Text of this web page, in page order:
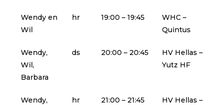
Wendy en
Wil
hr 19:00 – 19:45
WHC –
Quintus
Wendy,
Wil,
Barbara
ds 20:00 – 20:45
HV Hellas –
Yutz HF
Wendy,
hr 21:00 – 21:45
HV Hellas –